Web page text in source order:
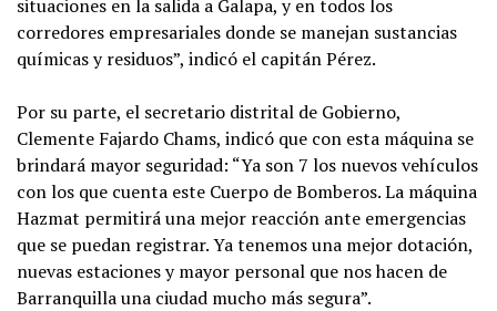
situaciones en la salida a Galapa, y en todos los
corredores empresariales donde se manejan sustancias
químicas y residuos”, indicó el capitán Pérez.
Por su parte, el secretario distrital de Gobierno,
Clemente Fajardo Chams, indicó que con esta máquina se
brindará mayor seguridad: “Ya son 7 los nuevos vehículos
con los que cuenta este Cuerpo de Bomberos. La máquina
Hazmat permitirá una mejor reacción ante emergencias
que se puedan registrar. Ya tenemos una mejor dotación,
nuevas estaciones y mayor personal que nos hacen de
Barranquilla una ciudad mucho más segura”.